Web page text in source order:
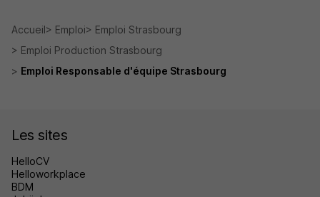
Accueil Emploi
Emploi Strasbourg
Emploi Production Strasbourg
Emploi Responsable d'équipe Strasbourg
Les sites
HelloCV
Helloworkplace
BDM